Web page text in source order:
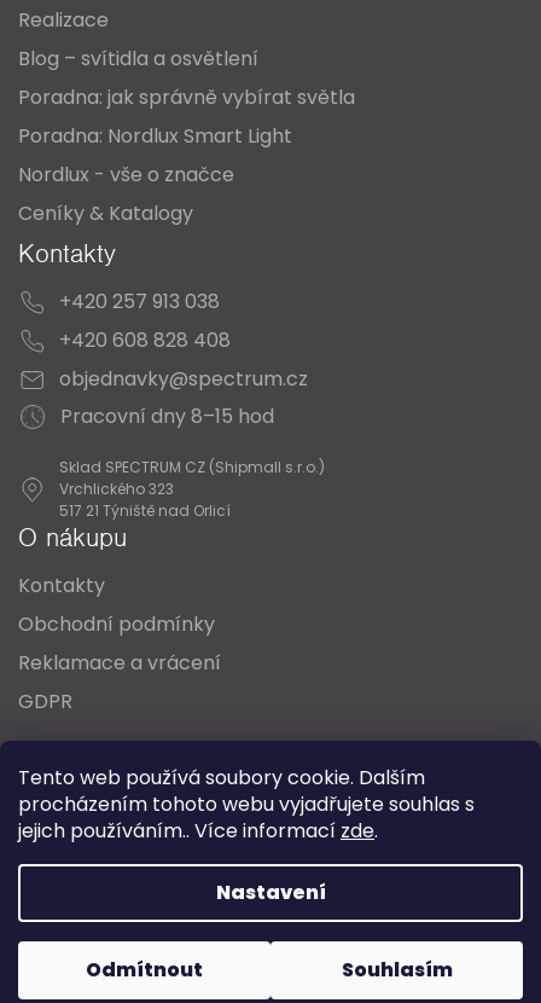
Tento web používá soubory cookie. Dalším
procházením tohoto webu vyjadřujete souhlas s
jejich používáním.. Více informací zde.
Nastavení
Odmítnout Souhlasím
Realizace
Blog – svítidla a osvětlení
Poradna: jak správně vybírat světla
Poradna: Nordlux Smart Light
Nordlux - vše o značce
Ceníky & Katalogy
Kontakty
+420 257 913 038
+420 608 828 408
objednavky@spectrum.cz
Pracovní dny 8–15 hod
Sklad SPECTRUM CZ (Shipmall s.r.o.)
Vrchlického 323
517 21 Týniště nad Orlicí
O nákupu
Kontakty
Obchodní podmínky
Reklamace a vrácení
GDPR
Oblíbené série svítidel: Nordlux Alton
Nordlux Milford Nordlux Oja Nordlux Ellen
Nordlux Explore Nordlux Landon
Vytvořil Shoptet
Copyright 2026SPECTRUM CZ s.r.o.. Všechna práva
vyhrazena.